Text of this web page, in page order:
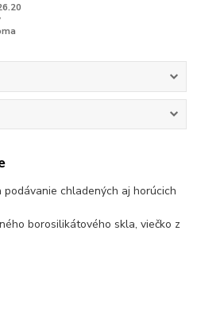
chladených aj horúcich
borosilikátového skla, viečko z